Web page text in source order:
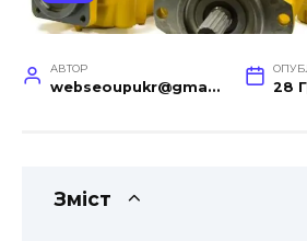
АВТОР
webseoupukr@gmail.com 28
Зміст